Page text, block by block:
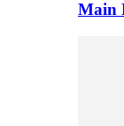
Main